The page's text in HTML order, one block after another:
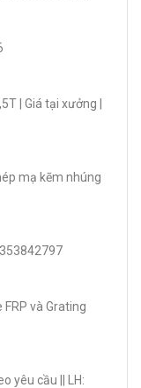
| Giá tại xưởng |
mạ kẽm nhúng
và Grating
yêu cầu || LH: